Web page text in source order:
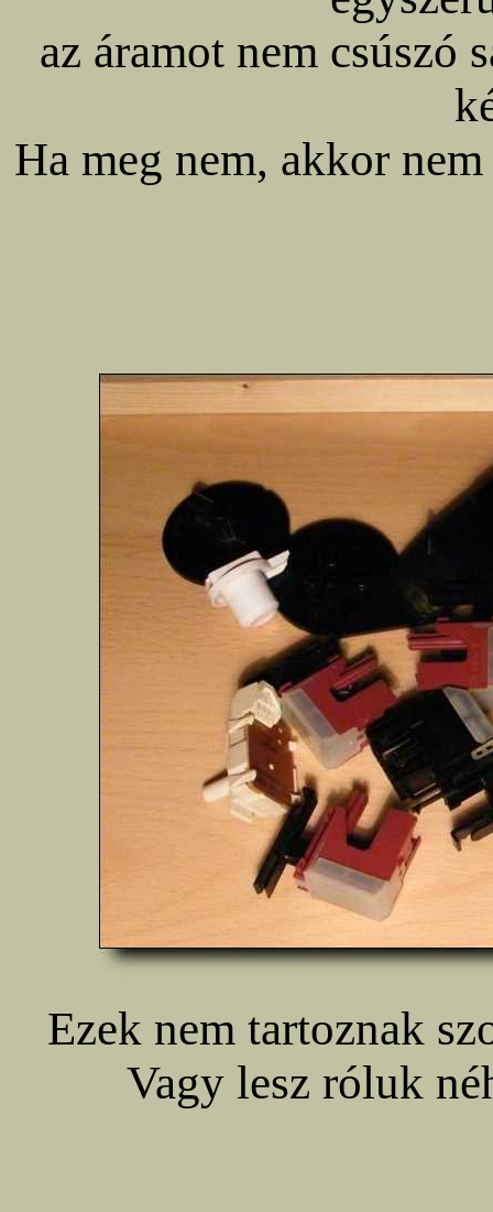
az áramot nem csúszó
Ha meg nem, akkor
Ezek nem tartoznak
Vagy lesz róluk